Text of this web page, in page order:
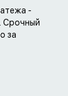
-
Срочный
за